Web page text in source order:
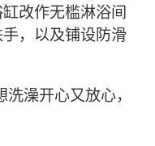
改作无槛淋浴间
，以及铺设防滑
澡开心又放心，